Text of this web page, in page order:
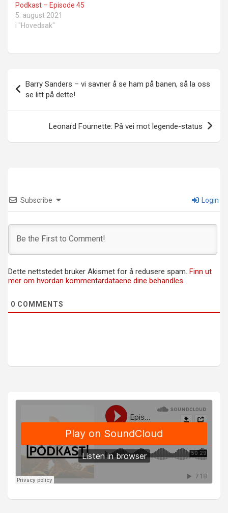
Podkast – Episode 45
5. august 2021
i "Hovedsak"
Barry Sanders – vi savner å se ham på banen, så la oss
se litt på dette!
Leonard Fournette: På vei mot legende-status
Subscribe Login
Dette nettstedet bruker Akismet for å redusere spam. Finn ut
mer om hvordan kommentardataene dine behandles.
0 COMMENTS